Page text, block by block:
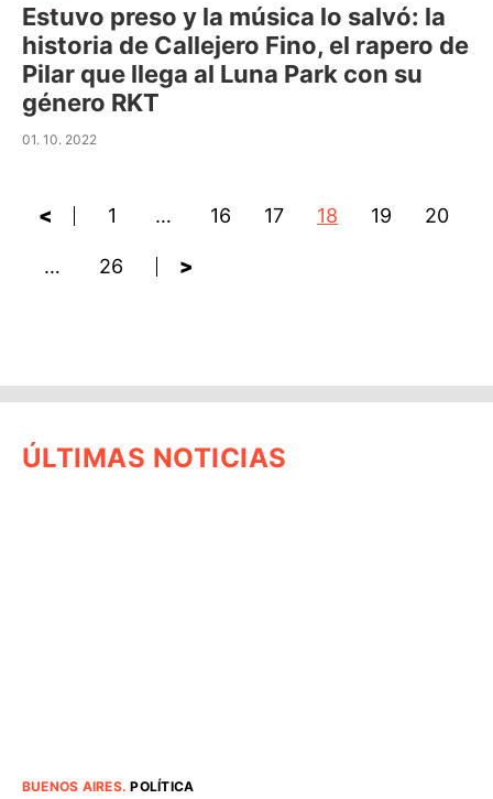
Estuvo preso y la música lo salvó: la
historia de Callejero Fino, el rapero de
Pilar que llega al Luna Park con su
género RKT
01. 10. 2022
< 1 … 16 17 18 19 20
… 26 >
ÚLTIMAS NOTICIAS
BUENOS AIRES.POLÍTICA